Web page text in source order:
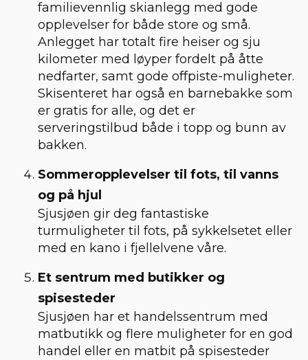
familievennlig skianlegg med gode
opplevelser for både store og små.
Anlegget har totalt fire heiser og sju
kilometer med løyper fordelt på åtte
nedfarter, samt gode offpiste-muligheter.
Skisenteret har også en barnebakke som
er gratis for alle, og det er
serveringstilbud både i topp og bunn av
bakken.
Sommeropplevelser til fots, til vanns
og på hjul
Sjusjøen gir deg fantastiske
turmuligheter til fots, på sykkelsetet eller
med en kano i fjellelvene våre.
Et sentrum med butikker og
spisesteder
Sjusjøen har et handelssentrum med
matbutikk og flere muligheter for en god
handel eller en matbit på spisesteder